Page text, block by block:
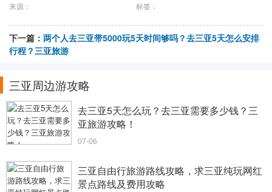
来源： 标签：
下一篇： 两个人去三亚带5000玩5天时间够吗？去三亚5天怎么安排
行程？三亚旅游
三亚周边游攻略
去三亚5天怎么玩？去三亚需要多少钱？三
亚旅游攻略！
07-06
三亚自由行旅游路线攻略，求三亚纯玩网红
景点路线及费用攻略